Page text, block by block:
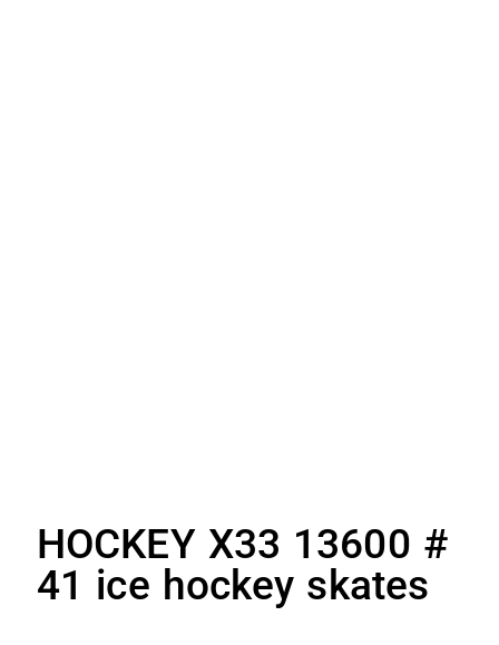
HOCKEY X33 13600 #
41 ice hockey skates